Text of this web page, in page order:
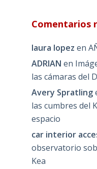
Comentarios
laura lopez en
ADRIAN en
las cámaras del
Avery Spratling
las cumbres del
espacio
car interior
observatorio
Kea